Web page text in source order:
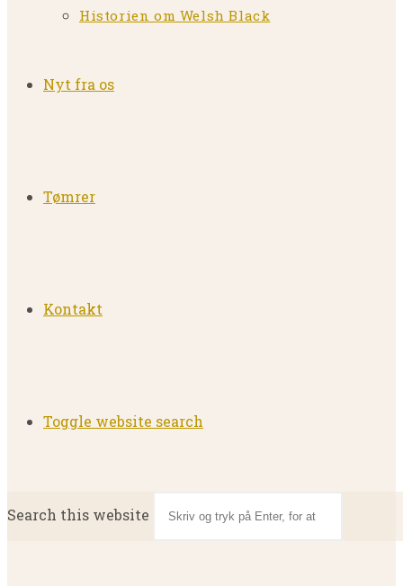
Historien om Welsh Black
Nyt fra os
Tømrer
Kontakt
Toggle website search
Search this website